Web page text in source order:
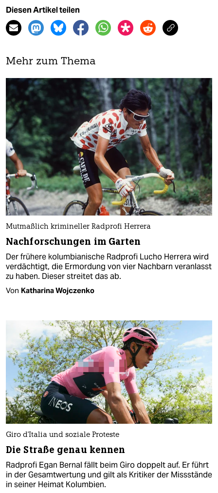
Diesen Artikel teilen
Mehr zum Thema
Mutmaßlich krimineller Radprofi Herrera
Nachforschungen im Garten
Der frühere kolumbianische Radprofi Lucho Herrera wird
verdächtigt, die Ermordung von vier Nachbarn veranlasst
zu haben. Dieser streitet das ab.
Von Katharina Wojczenko
Giro d'Italia und soziale Proteste
Die Straße genau kennen
Radprofi Egan Bernal fällt beim Giro doppelt auf. Er führt
in der Gesamtwertung und gilt als Kritiker der Missstände
in seiner Heimat Kolumbien.